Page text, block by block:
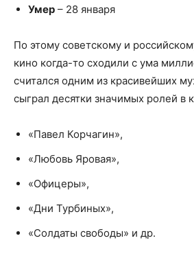
Умер – 28 января
По этому советскому и
кино когда-то сходили с ума
считался одним из красивейших
сыграл десятки значимых ролей в
«Павел Корчагин»,
«Любовь Яровая»,
«Офицеры»,
«Дни Турбиных»,
«Солдаты свободы» и др.